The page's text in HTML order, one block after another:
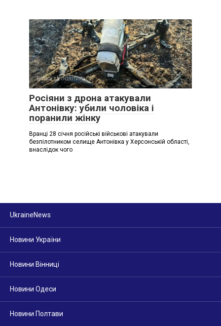
Війна та політика
Росіяни з дрона атакували
Антонівку: убили чоловіка і
поранили жінку
Вранці 28 січня російські військові атакували
безпілотником селище Антонівка у Херсонській області,
внаслідок чого
UkraineNews
Новини України
Новини Вінниці
Новини Одеси
Новини Полтави